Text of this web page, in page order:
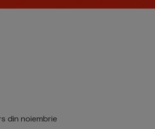
din noiembrie